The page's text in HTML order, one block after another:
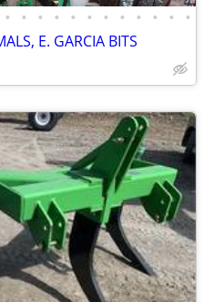
• • • • • • • • • • • •
E. GARCIA BITS